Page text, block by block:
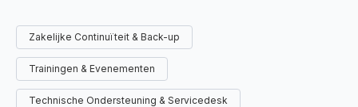
Zakelijke Continuïteit & Back-up
Trainingen & Evenementen
Technische Ondersteuning & Servicedesk